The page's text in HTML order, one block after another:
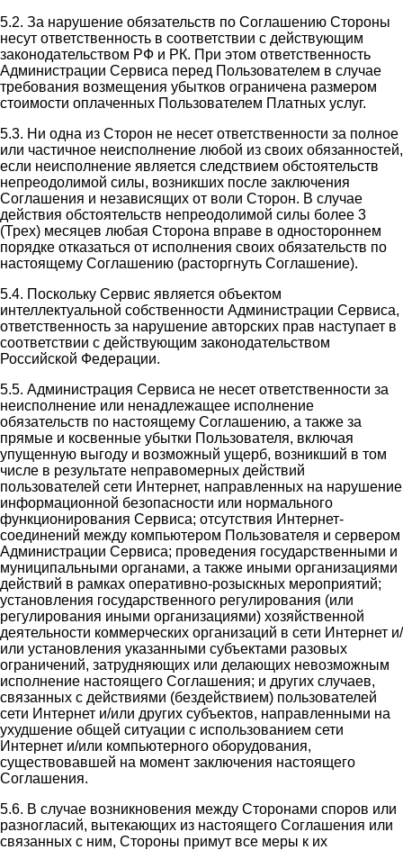
5.2. За нарушение обязательств по Соглашению Стороны
несут ответственность в соответствии с действующим
законодательством РФ и РК. При этом ответственность
Администрации Сервиса перед Пользователем в случае
требования возмещения убытков ограничена размером
стоимости оплаченных Пользователем Платных услуг.
5.3. Ни одна из Сторон не несет ответственности за полное
или частичное неисполнение любой из своих обязанностей,
если неисполнение является следствием обстоятельств
непреодолимой силы, возникших после заключения
Соглашения и независящих от воли Сторон. В случае
действия обстоятельств непреодолимой силы более 3
(Трех) месяцев любая Сторона вправе в одностороннем
порядке отказаться от исполнения своих обязательств по
настоящему Соглашению (расторгнуть Соглашение).
5.4. Поскольку Сервис является объектом
интеллектуальной собственности Администрации Сервиса,
ответственность за нарушение авторских прав наступает в
соответствии с действующим законодательством
Российской Федерации.
5.5. Администрация Сервиса не несет ответственности за
неисполнение или ненадлежащее исполнение
обязательств по настоящему Соглашению, а также за
прямые и косвенные убытки Пользователя, включая
упущенную выгоду и возможный ущерб, возникший в том
числе в результате неправомерных действий
пользователей сети Интернет, направленных на нарушение
информационной безопасности или нормального
функционирования Сервиса; отсутствия Интернет-
соединений между компьютером Пользователя и сервером
Администрации Сервиса; проведения государственными и
муниципальными органами, а также иными организациями
действий в рамках оперативно-розыскных мероприятий;
установления государственного регулирования (или
регулирования иными организациями) хозяйственной
деятельности коммерческих организаций в сети Интернет и/
или установления указанными субъектами разовых
ограничений, затрудняющих или делающих невозможным
исполнение настоящего Соглашения; и других случаев,
связанных с действиями (бездействием) пользователей
сети Интернет и/или других субъектов, направленными на
ухудшение общей ситуации с использованием сети
Интернет и/или компьютерного оборудования,
существовавшей на момент заключения настоящего
Соглашения.
5.6. В случае возникновения между Сторонами споров или
разногласий, вытекающих из настоящего Соглашения или
связанных с ним, Стороны примут все меры к их